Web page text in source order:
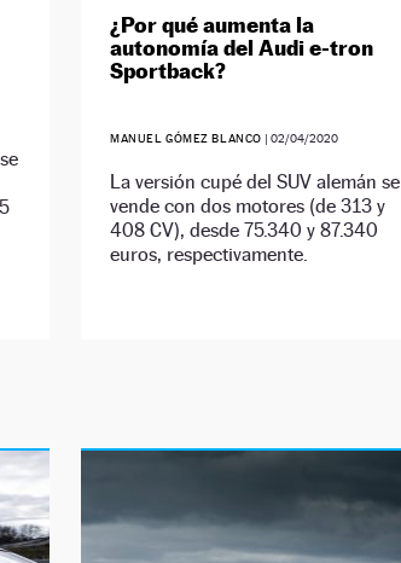
¿Por qué aumenta la
autonomía del Audi e-tron
Sportback?
MANUEL GÓMEZ BLANCO | 02/04/2020
La versión cupé del SUV alemán se
vende con dos motores (de 313 y
408 CV), desde 75.340 y 87.340
euros, respectivamente.